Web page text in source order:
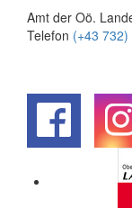
Amt der Oö.
Telefon (+43